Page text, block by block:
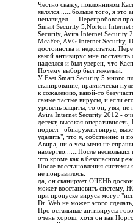
Честно скажу, поклонником
являлся.......больше того, я это
ненавидел......Перепробовал
Smart Security 5,Norton
Security, Avira Internet Security
McaFee, AVG Internet Security,
достоинства и недостатки.
какой антивирус мне
надеялся и был уверен, что
Почему выбор был тяжелый:
У Eset Smart Security 5 много
сканирование, практически
к сожалению, какой-то
самые частые вирусы, и если
уровень защиты, то он, увы, не
Avira Internet Security 2012 -
детект, высокая
подвел - обнаружил вирус,
удалить", что я, собственно и
Авира, ни о чем меня не
намертво.......После нескольких
что кроме как в безопасном
После восстановления
не понравилось:
да, он сканирует ОЧЕНЬ
может восстановить систему,
при пропуске вируса могут
Dr. Web не может этого
Про остальные антивирусы
очень хорош, хотя он как